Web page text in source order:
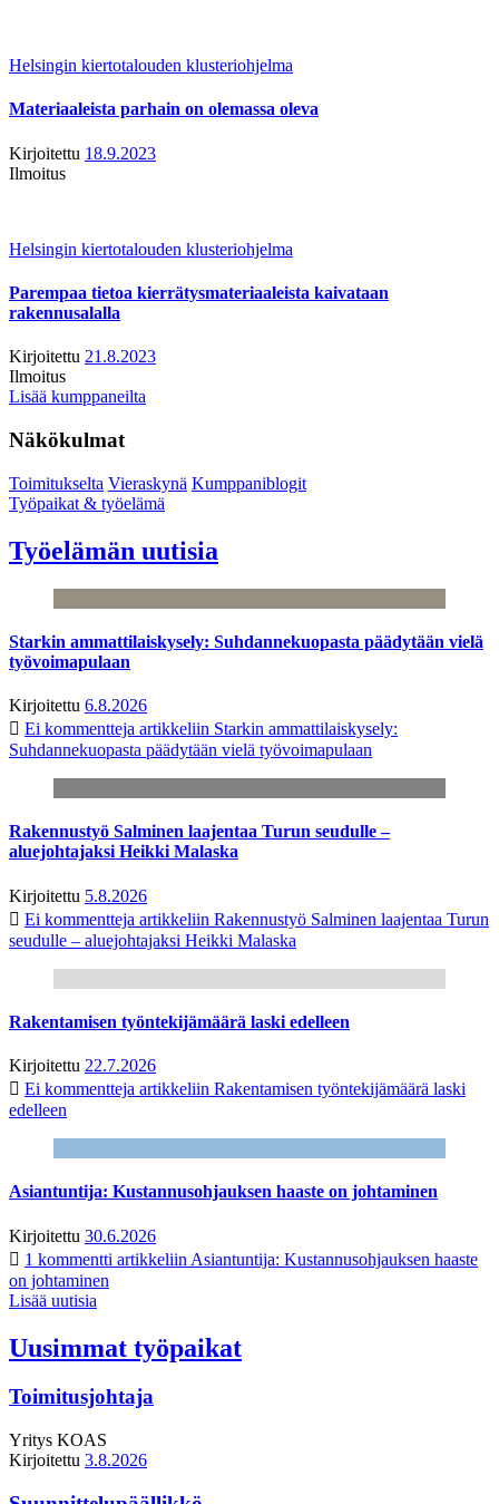
Helsingin kiertotalouden klusteriohjelma
Materiaaleista parhain on olemassa oleva
Kirjoitettu 18.9.2023
Ilmoitus
Helsingin kiertotalouden klusteriohjelma
Parempaa tietoa kierrätysmateriaaleista kaivataan
rakennusalalla
Kirjoitettu 21.8.2023
Ilmoitus
Lisää kumppaneilta
Näkökulmat
Toimitukselta Vieraskynä Kumppaniblogit
Työpaikat & työelämä
Työelämän uutisia
Starkin ammattilaiskysely: Suhdannekuopasta päädytään vielä
työvoimapulaan
Kirjoitettu 6.8.2026
Ei kommentteja artikkeliin Starkin ammattilaiskysely:
Suhdannekuopasta päädytään vielä työvoimapulaan
Rakennustyö Salminen laajentaa Turun seudulle –
aluejohtajaksi Heikki Malaska
Kirjoitettu 5.8.2026
Ei kommentteja artikkeliin Rakennustyö Salminen laajentaa Turun
seudulle – aluejohtajaksi Heikki Malaska
Rakentamisen työntekijämäärä laski edelleen
Kirjoitettu 22.7.2026
Ei kommentteja artikkeliin Rakentamisen työntekijämäärä laski
edelleen
Asiantuntija: Kustannusohjauksen haaste on johtaminen
Kirjoitettu 30.6.2026
1 kommentti artikkeliin Asiantuntija: Kustannusohjauksen haaste
on johtaminen
Lisää uutisia
Uusimmat työpaikat
Toimitusjohtaja
Yritys KOAS
Kirjoitettu 3.8.2026